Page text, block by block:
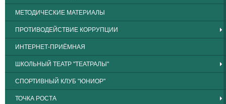
МЕТОДИЧЕСКИЕ МАТЕРИАЛЫ
ПРОТИВОДЕЙСТВИЕ КОРРУПЦИИ
ИНТЕРНЕТ-ПРИЁМНАЯ
ШКОЛЬНЫЙ ТЕАТР "ТЕАТРАЛЫ"
СПОРТИВНЫЙ КЛУБ "ЮНИОР"
ТОЧКА РОСТА